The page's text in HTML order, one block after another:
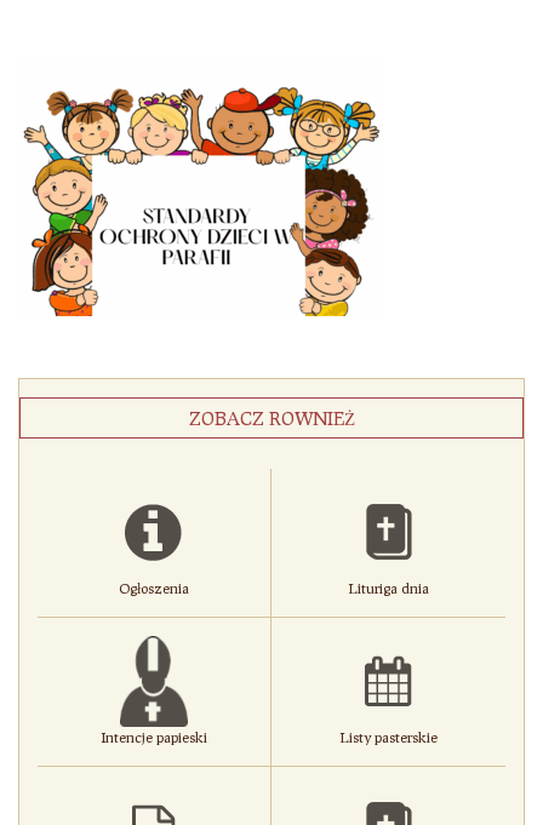
ZOBACZ ROWNIEŻ
Ogłoszenia Lituriga dnia
Intencje papieski Listy pasterskie